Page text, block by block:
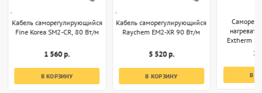
Кабель саморегулирующийся
Fine Korea SM2-CR, 80 Вт/м
1 560 р.
В КОРЗИНУ
Кабель саморегулирующийся
Raychem EM2-XR 90 Вт/м
5 520 р.
В КОРЗИНУ
Extherm
1
В